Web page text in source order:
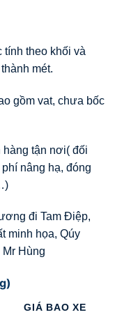
theo khối và
mét.
gồm vat, chưa bốc
hàng tận nơi( đối
nâng hạ, đóng
đi Tam Điệp,
minh họa, Qúy
Hùng
GIÁ BAO XE